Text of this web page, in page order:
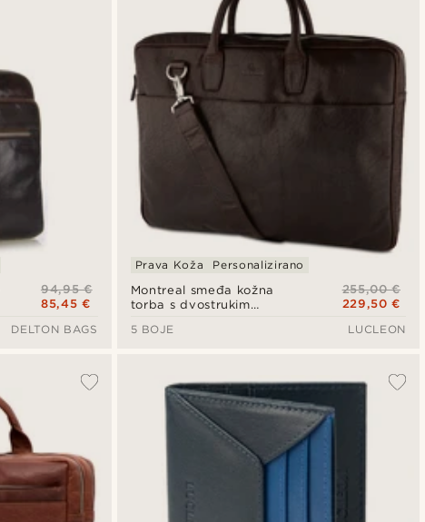
94,95 €
85,45 €
DELTON BAGS
Montreal smeđa kožna
torba s dvostrukim
Prava Koža
Personalizirano
255,00 €
229,50 €
5 BOJE
LUCLEON